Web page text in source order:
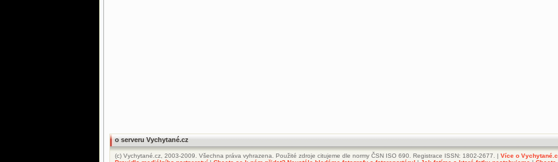
o serveru Vychytané.cz
(c) Vychytané.cz, 2003-2009. Všechna práva vyhrazena. Použité zdroje citujeme dle normy ČSN ISO 690. Registrace ISSN: 1802-2677. | Více o